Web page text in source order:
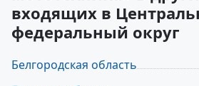
входящих в
федеральный округ
Белгородская область